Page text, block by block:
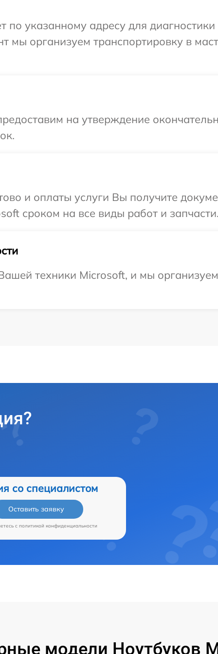
по указанному адресу для
мы организуем транспортировку в
на утверждение
и оплаты услуги Вы получите
сроком на все виды работ и
техники Microsoft, и мы
со специалистом
Оставить заявку
c политикой конфиденциальности
модели Ноутбуков